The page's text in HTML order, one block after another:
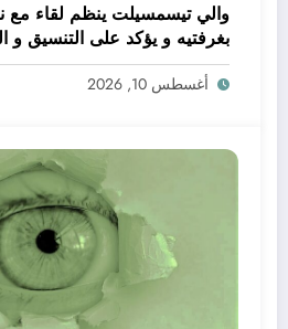
والي تيسمسيلت ينظم لقاء مع
بغرفتيه و يؤكد على التنسيق و
خدمة للتنمية و المواطن
أغسطس 10, 2026